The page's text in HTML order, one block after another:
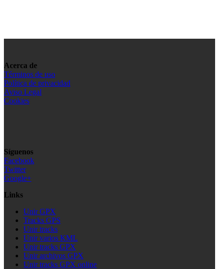
Acerca de
Términos de uso
Política de privacidad
Aviso Legal
Cookies
Síguenos
Facebook
Twitter
Google+
Links
Unir GPX
Tracks GPS
Unir tracks
Unir varios KML
Unir tracks GPX
Unir archivos GPX
Unir tracks GPX online